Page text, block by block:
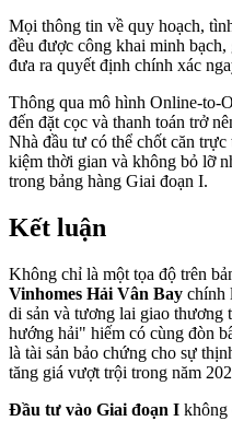
Mọi thông tin về quy hoạch,
đều được công khai minh
đưa ra quyết định chính xác
Thông qua mô hình Online-to-
đến đặt cọc và thanh toán trở
Nhà đầu tư có thể chốt căn
kiệm thời gian và không bỏ lỡ
trong bảng hàng Giai đoạn I.
Kết luận
Không chỉ là một tọa độ trên
Vinhomes Hải Vân Bay chính
di sản và tương lai giao thương
hướng hải" hiếm có cùng đòn
là tài sản bảo chứng cho sự
tăng giá vượt trội trong năm
Đầu tư vào Giai đoạn I không